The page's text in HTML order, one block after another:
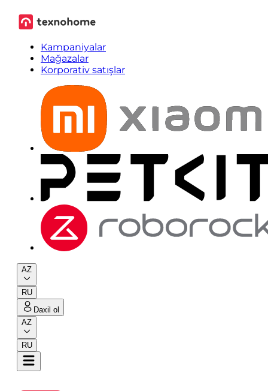
Kampaniyalar
Mağazalar
Korporativ satışlar
AZ
RU
Daxil ol
AZ
RU